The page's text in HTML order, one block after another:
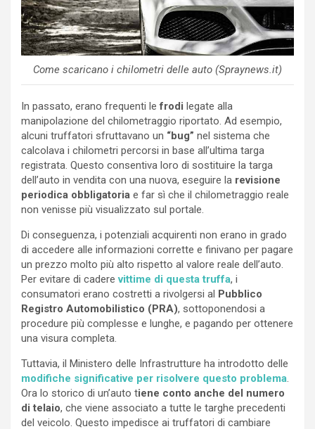
Come scaricano i chilometri delle auto (Spraynews.it)
In passato, erano frequenti lefrodi legate alla
manipolazione del chilometraggio riportato. Ad esempio,
alcuni truffatori sfruttavano un “bug” nel sistema che
calcolava i chilometri percorsi in base all’ultima targa
registrata. Questo consentiva loro di sostituire la targa
dell’auto in vendita con una nuova, eseguire la revisione
periodica obbligatoria e far sì che il chilometraggio reale
non venisse più visualizzato sul portale.
Di conseguenza, i potenziali acquirenti non erano in grado
di accedere alle informazioni corrette e finivano per pagare
un prezzo molto più alto rispetto al valore reale dell’auto.
Per evitare di cadere vittime di questa truffa, i
consumatori erano costretti a rivolgersi al Pubblico
Registro Automobilistico (PRA), sottoponendosi a
procedure più complesse e lunghe, e pagando per ottenere
una visura completa.
Tuttavia, il Ministero delle Infrastrutture ha introdotto delle
modifiche significative per risolvere questo problema.
Ora lo storico di un’auto tiene conto anche del numero
di telaio, che viene associato a tutte le targhe precedenti
del veicolo. Questo impedisce ai truffatori di cambiare